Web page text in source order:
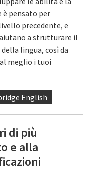
è pensato per
precedente, e
a strutturare il
lingua, così da
meglio i tuoi
English
di più
e alla